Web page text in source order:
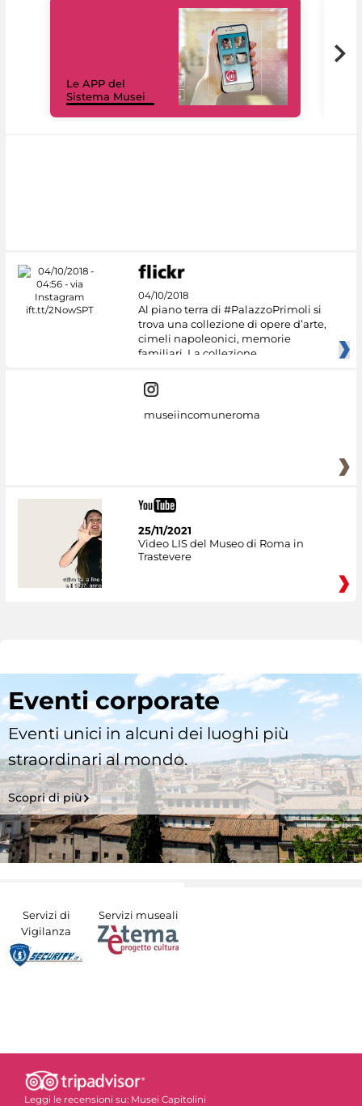
Le APP del
Sistema Musei
04/10/2018
Al piano terra di #PalazzoPrimoli si
trova una collezione di opere d’arte,
cimeli napoleonici, memorie
familiari. La collezione
museiincomuneroma
25/11/2021
Video LIS del Museo di Roma in
Trastevere
Eventi corporate
Eventi unici in alcuni dei luoghi più
straordinari al mondo.
Scopri di più
Servizi di
Vigilanza
Servizi museali
Leggi le recensioni su: Musei Capitolini